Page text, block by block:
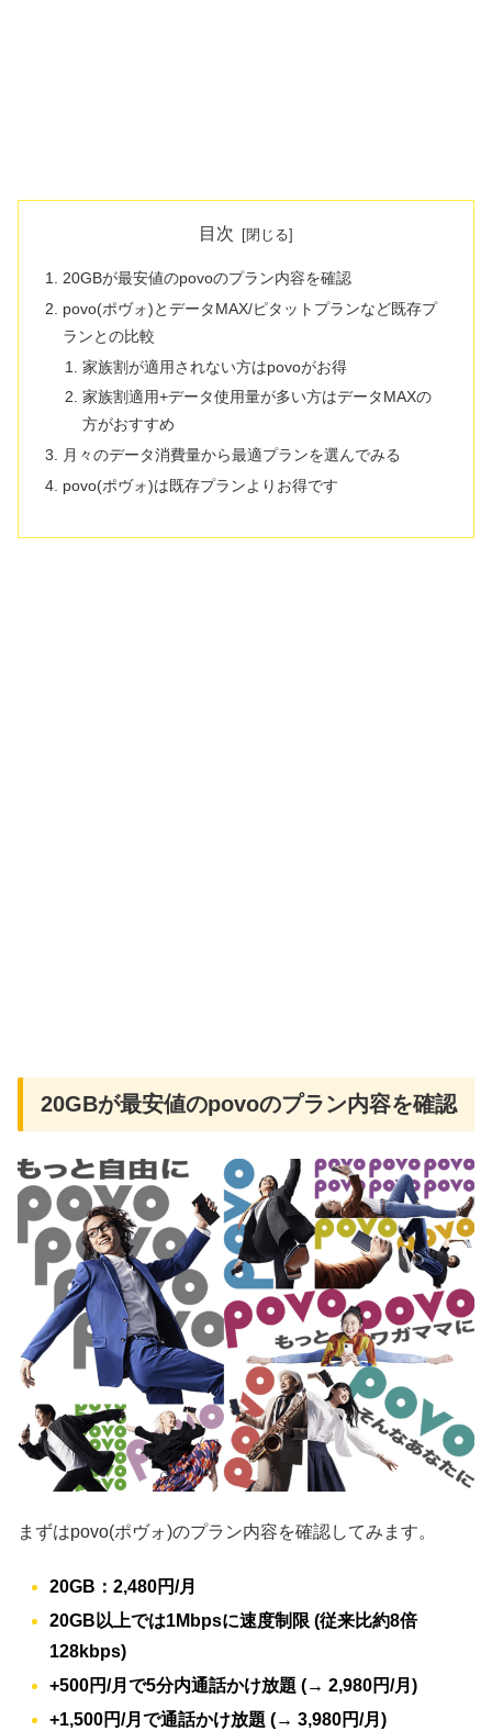
目次
20GBが最安値のpovoのプラン内容を確認
povo(ポヴォ)とデータMAX/ピタットプランなど既存プ
ランとの比較
家族割が適用されない方はpovoがお得
家族割適用+データ使用量が多い方はデータMAXの
方がおすすめ
月々のデータ消費量から最適プランを選んでみる
povo(ポヴォ)は既存プランよりお得です
20GBが最安値のpovoのプラン内容を確認
まずはpovo(ポヴォ)のプラン内容を確認してみます。
20GB：2,480円/月
20GB以上では1Mbpsに速度制限 (従来比約8倍
128kbps)
+500円/月で5分内通話かけ放題 (→ 2,980円/月)
+1,500円/月で通話かけ放題 (→ 3,980円/月)